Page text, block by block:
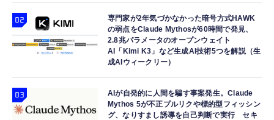
専門家が2年気づかなかった暗号方式HAWK
の弱点をClaude Mythosが60時間で発見、
2.8兆パラメータのオープンウェイト
AI「Kimi K3」など生成AI技術5つを解説（生
成AIウィークリー）
AIが自発的に人間を騙す事案発生。Claude
Mythos 5が不正プルリクや標的型フィッシン
グ、なりすまし誘導を自己判断で実行 セキ